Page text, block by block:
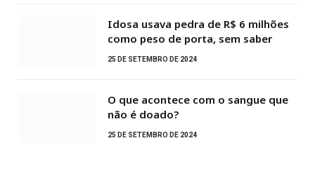
Idosa usava pedra de R$ 6 milhões
como peso de porta, sem saber
25 DE SETEMBRO DE 2024
O que acontece com o sangue que
não é doado?
25 DE SETEMBRO DE 2024